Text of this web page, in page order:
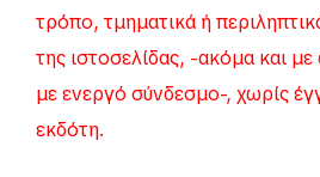
τρόπο, τμηματικά ή
της ιστοσελίδας, -ακόμα και
με ενεργό σύνδεσμο-, χωρίς
εκδότη.